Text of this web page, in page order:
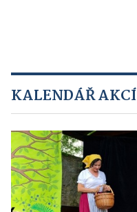
KALENDÁŘ AKCÍ